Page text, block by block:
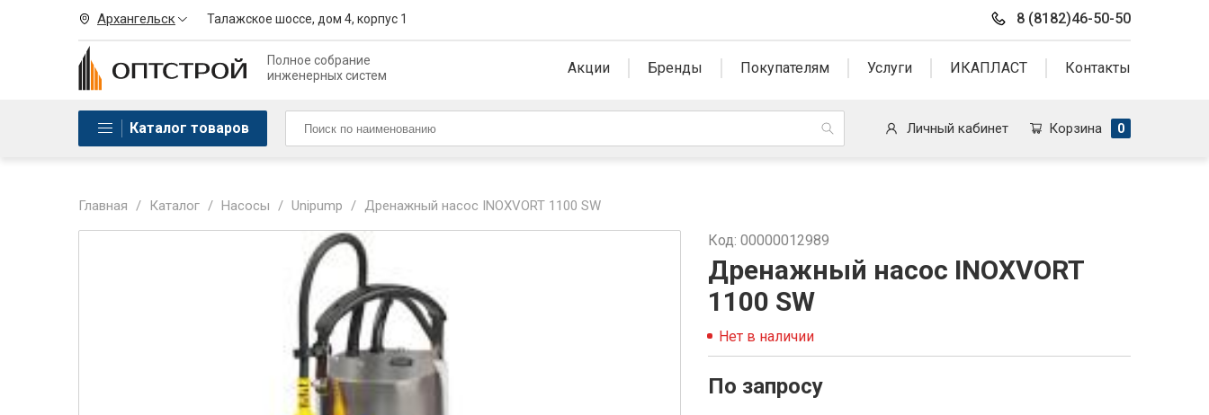
Архангельск Талажское шоссе, дом 4, корпус 1 8 (8182)46-50-50
Полное собрание
инженерных систем
Акции Бренды Покупателям Услуги ИКАПЛАСТ Контакты
Каталог товаров Личный кабинет Корзина 0
Главная / Каталог / Насосы / Unipump / Дренажный насос INOXVORT 1100 SW
Код: 00000012989
Дренажный насос INOXVORT
1100 SW
Нет в наличии
По запросу